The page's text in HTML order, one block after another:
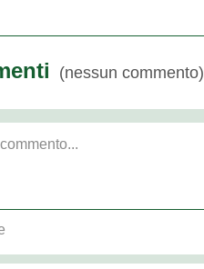
(nessun commento)